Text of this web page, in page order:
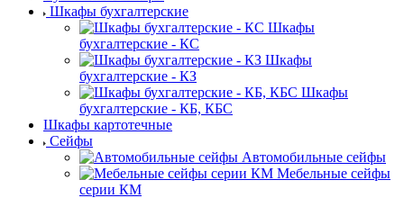
Шкафы бухгалтерские
Шкафы
бухгалтерские - КС
Шкафы
бухгалтерские - КЗ
Шкафы
бухгалтерские - КБ, КБС
Шкафы картотечные
Сейфы
Автомобильные сейфы
Мебельные сейфы
серии КМ